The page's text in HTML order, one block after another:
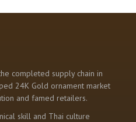
completed supply chain in
24K Gold ornament market
and famed retailers.
skill and Thai culture